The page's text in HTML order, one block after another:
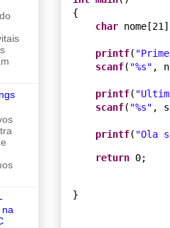
{
char
printf( "
scanf( "%s" ,
printf( "
scanf( "%s" ,
printf( "Ola
return 0;
}
na